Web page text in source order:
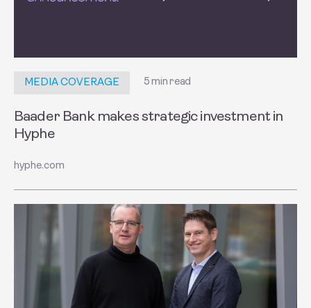
MEDIA COVERAGE 5 min read
Baader Bank makes strategic investment in
Hyphe
hyphe.com